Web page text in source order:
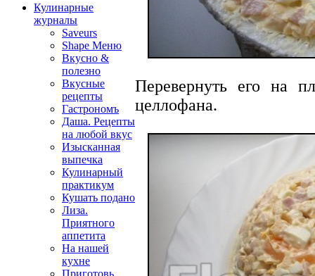
Кулинарные
журналы
Saveurs
Shape Меню
Вкусно &
полезно
Вкусные
рецепты
Гастрономъ
Даша. Рецепты
на любой вкус
Изысканная
выпечка
Кулинарный
практикум
Кушать подано
Лиза.
Приятного
аппетита
На нашей
кухне
Приготовь
Перевернуть его на
целлофана.